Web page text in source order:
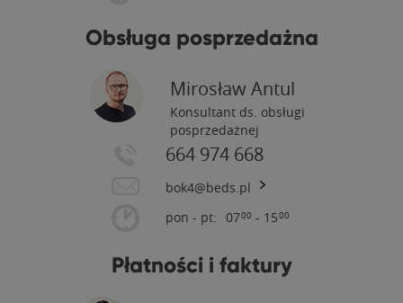
Obsługa posprzedażna
Mirosław Antul
Konsultant ds. obsługi
posprzedażnej
664 974 668
bok4@beds.pl
pon - pt: 0700 - 1500
Płatności i faktury